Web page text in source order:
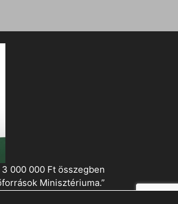
000 000 Ft összegben
Minisztériuma.”